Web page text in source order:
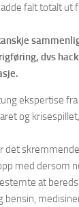
falt totalt ut
dvs
ekspertise
og
det
med dersom
at
bensin,